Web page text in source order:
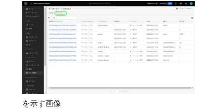
を示す画像